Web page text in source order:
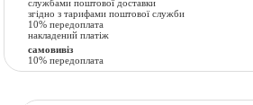
службами поштової доставки
згідно з тарифами поштової служби
10% передоплата
накладений платіж
самовивіз
10% передоплата